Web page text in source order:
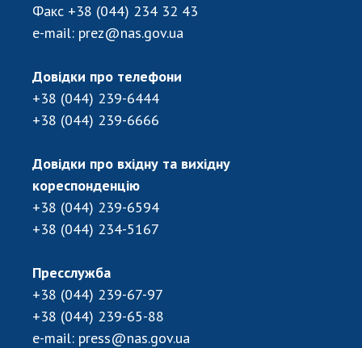
Відкрита наука в НАН України
Підготовка наукових кадрів
МІЖНАРОДНЕ СПІВРОБІТНИЦТВО
Міжнародні угоди
Міжнародні програми та конкурси
ДОКУМЕНТИ
Державний бюджет НАН України
Вибори до складу НАН України
Бланки документів
Факс +38 (044) 234 32 43
e-mail: prez@nas.gov.ua
Довідки про телефони
+38 (044) 239-6444
+38 (044) 239-6666
Довідки про вхідну та вихідну
кореспонденцію
+38 (044) 239-6594
+38 (044) 234-5167
Пресслужба
+38 (044) 239-67-97
+38 (044) 239-65-88
e-mail: press@nas.gov.ua